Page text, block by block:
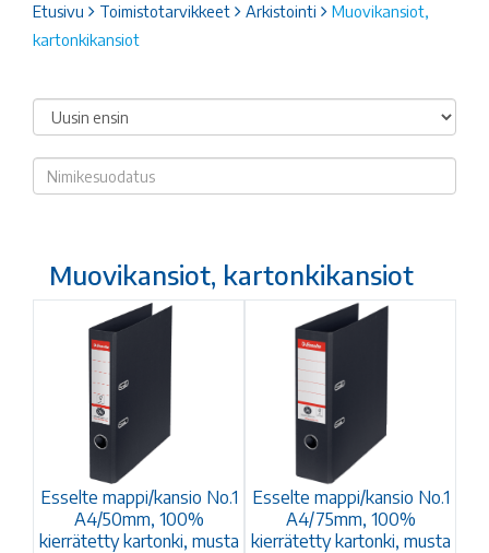
Etusivu Toimistotarvikkeet Arkistointi
Muovikansiot,
kartonkikansiot
Muovikansiot, kartonkikansiot
Esselte mappi/kansio No.1
A4/50mm, 100%
kierrätetty kartonki, musta
Esselte mappi/kansio No.1
A4/75mm, 100%
kierrätetty kartonki, musta